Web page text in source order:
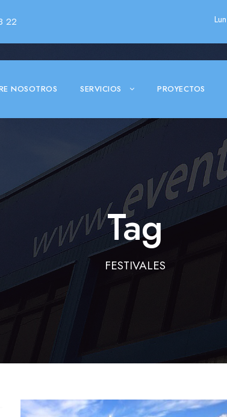
22
NOSOTROS SERVICIOS PROYECTOS
Tag
FESTIVALES